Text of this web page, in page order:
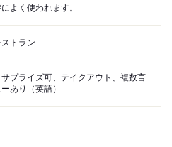
よく使われます。
トラン
プライズ可、テイクアウト、複数言
あり（英語）